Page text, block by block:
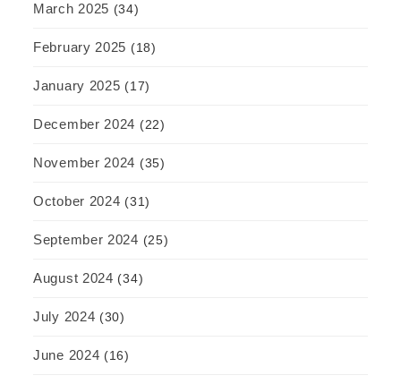
March 2025 (34)
February 2025 (18)
January 2025 (17)
December 2024 (22)
November 2024 (35)
October 2024 (31)
September 2024 (25)
August 2024 (34)
July 2024 (30)
June 2024 (16)